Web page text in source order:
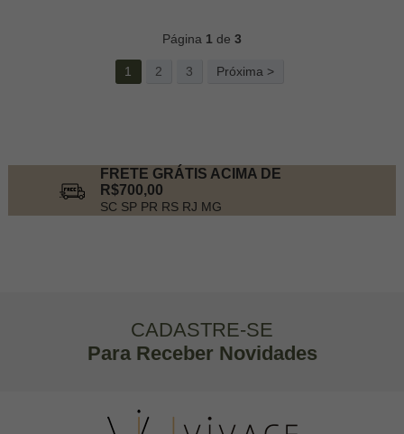
Página 1 de 3
1 2 3 Próxima >
FRETE GRÁTIS ACIMA DE
R$700,00
SC SP PR RS RJ MG
CADASTRE-SE
Para Receber Novidades